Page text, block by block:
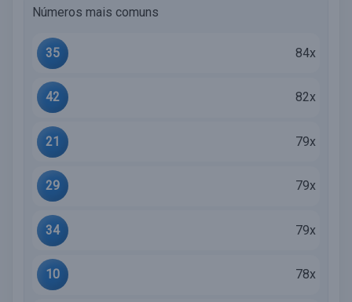
Números mais comuns
35 84x
42 82x
21 79x
29 79x
34 79x
10 78x